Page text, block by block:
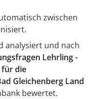
zwischen
analysiert und nach
Lehrling -
für die
Gleichenberg Land
bewertet.